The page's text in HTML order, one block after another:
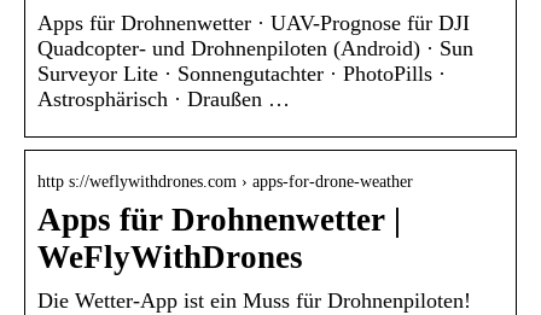
Apps für Drohnenwetter · UAV-Prognose für DJI
Quadcopter- und Drohnenpiloten (Android) · Sun
Surveyor Lite · Sonnengutachter · PhotoPills ·
Astrosphärisch · Draußen …
http s://weflywithdrones.com › apps-for-drone-weather
Apps für Drohnenwetter |
WeFlyWithDrones
Die Wetter-App ist ein Muss für Drohnenpiloten!